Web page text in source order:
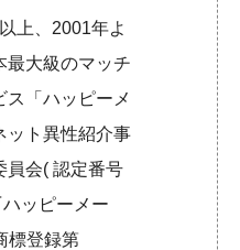
上、2001年よ
最大級のマッチ
ス「ハッピーメ
ット異性紹介事
員会( 認定番号
ッピーメー
標登録第